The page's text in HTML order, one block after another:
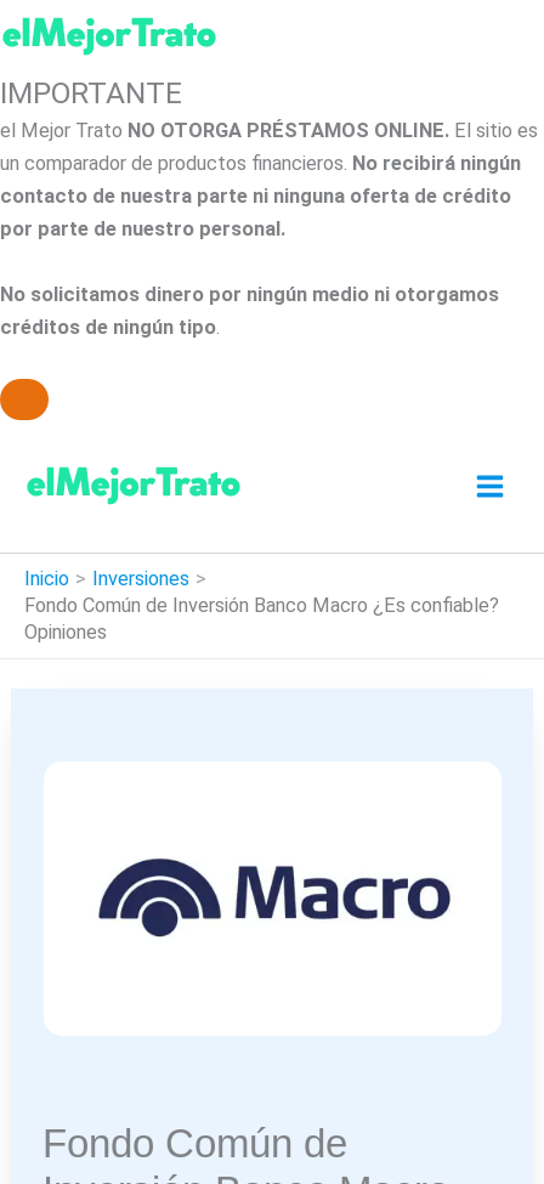
IMPORTANTE
el Mejor Trato NO OTORGA PRÉSTAMOS ONLINE. El sitio es
un comparador de productos financieros. No recibirá ningún
contacto de nuestra parte ni ninguna oferta de crédito
por parte de nuestro personal.
No solicitamos dinero por ningún medio ni otorgamos
créditos de ningún tipo.
contenido
Inicio
Inversiones
Fondo Común de Inversión Banco Macro ¿Es confiable?
Opiniones
Fondo Común de